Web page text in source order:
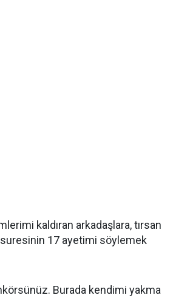
kaldıran arkadaşlara, tırsan
17 ayetimi söylemek
Burada kendimi yakma